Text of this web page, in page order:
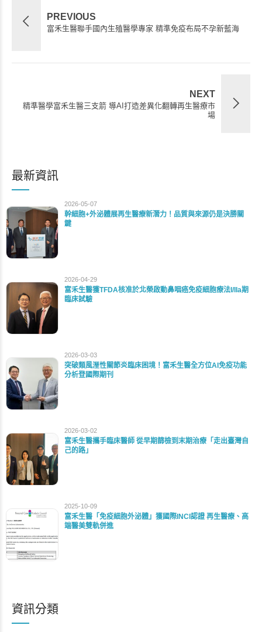
PREVIOUS
富禾生醫聯手國內生殖醫學專家 精準免疫布局不孕新藍海
NEXT
精準醫學富禾生醫三支箭 導AI打造差異化翻轉再生醫療市
場
最新資訊
2026-05-07
幹細胞+外泌體展再生醫療新潛力！品質與來源仍是決勝關
鍵
2026-04-29
富禾生醫獲TFDA核准於北榮啟動鼻咽癌免疫細胞療法I/IIa期
臨床試驗
2026-03-03
突破類風溼性關節炎臨床困境！富禾生醫全方位AI免疫功能
分析登國際期刊
2026-03-02
富禾生醫攜手臨床醫師 從早期篩檢到末期治療「走出臺灣自
己的路」
2025-10-09
富禾生醫「免疫細胞外泌體」獲國際INCI認證 再生醫療、高
端醫美雙軌併進
資訊分類